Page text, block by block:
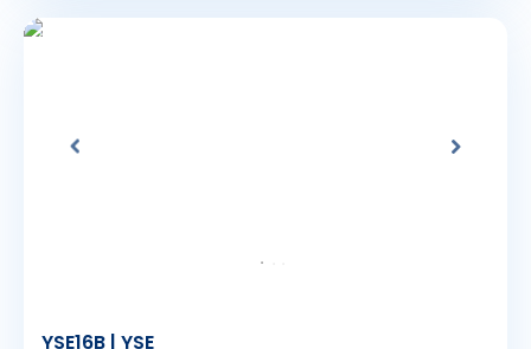
YSE16B | YSE